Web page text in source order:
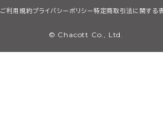
ご利用規約プライバシーポリシー 特定商取引法に関する
© Chacott Co., Ltd.